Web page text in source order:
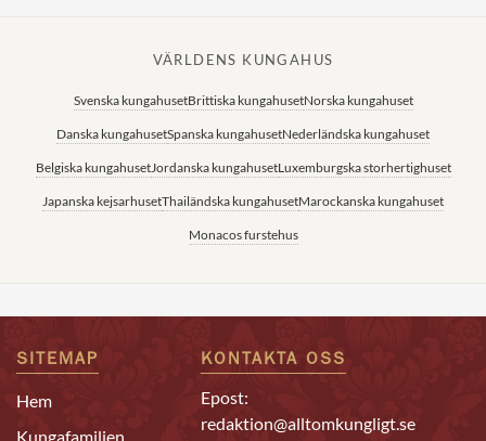
VÄRLDENS KUNGAHUS
Svenska kungahusetBrittiska kungahusetNorska kungahuset
Danska kungahusetSpanska kungahusetNederländska kungahuset
Belgiska kungahusetJordanska kungahusetLuxemburgska storhertighuset
Japanska kejsarhusetThailändska kungahusetMarockanska kungahuset
Monacos furstehus
SITEMAP
Hem
Kungafamiljen
KONTAKTA OSS
Epost:
redaktion@alltomkungligt.se